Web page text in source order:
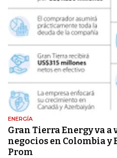
ENERGÍA
Gran Tierra Energy va a
negocios en Colombia y
Prom